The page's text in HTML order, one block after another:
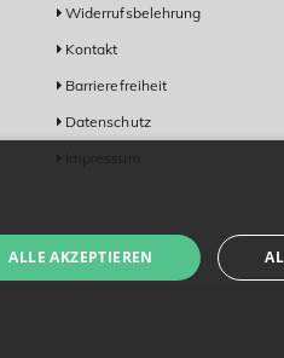
Widerrufsbelehrung
Kontakt
Barrierefreiheit
Datenschutz
ALLE AKZEPTIEREN